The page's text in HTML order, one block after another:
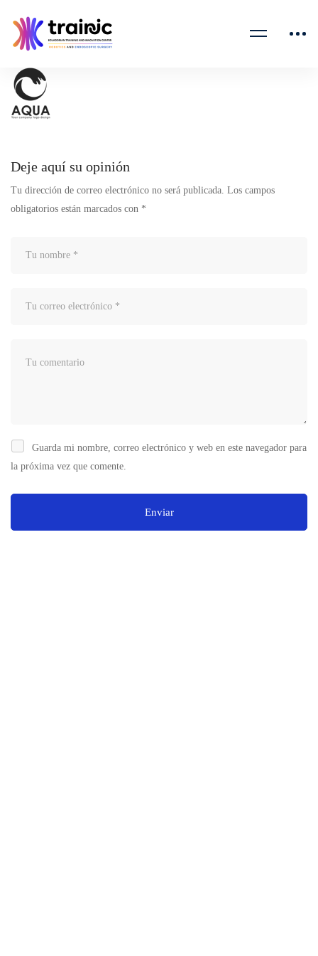
client-
logo-
01
Deje aquí su opinión
Tu dirección de correo electrónico no será publicada. Los campos
obligatorios están marcados con *
Guarda mi nombre, correo electrónico y web en este navegador para
la próxima vez que comente.